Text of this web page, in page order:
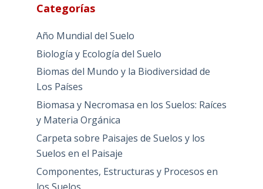
Categorías
Año Mundial del Suelo
Biología y Ecología del Suelo
Biomas del Mundo y la Biodiversidad de
Los Países
Biomasa y Necromasa en los Suelos: Raíces
y Materia Orgánica
Carpeta sobre Paisajes de Suelos y los
Suelos en el Paisaje
Componentes, Estructuras y Procesos en